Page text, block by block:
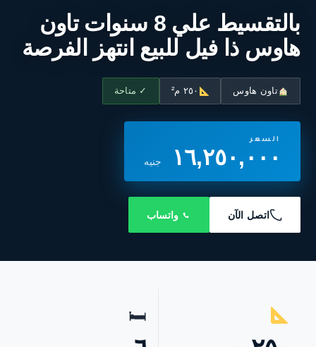
بالتقسيط علي 8 سنوات تاون
هاوس ذا فيل للبيع انتهز الفرصة
تاون هاوس ٢٥٠ م² ✓ متاحة
السعر
١٦,٢٥٠,٠٠٠ جنيه
اتصل الآن واتساب
🛏